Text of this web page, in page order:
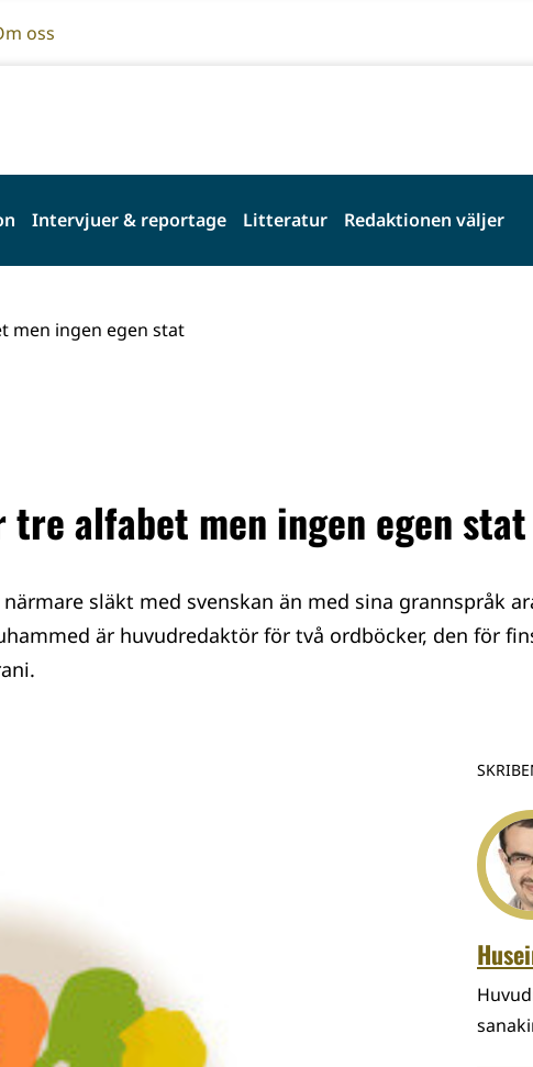
oss
Intervjuer & reportage Litteratur Redaktionen väljer
men ingen egen stat
tre alfabet men ingen egen stat
släkt med svenskan än med sina grannspråk
är huvudredaktör för två ordböcker, den för